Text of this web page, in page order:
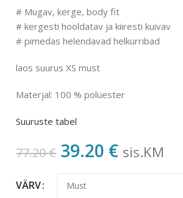
# Mugav,kerge,body fit
# kergesti hooldatav ja kiiresti kuivav
# pimedas helendavad helkurribad
laos suurus XS must
Materjal: 100 % polüester
Suuruste tabel
77.20€ 39.20 € sis.KM
VÄRV